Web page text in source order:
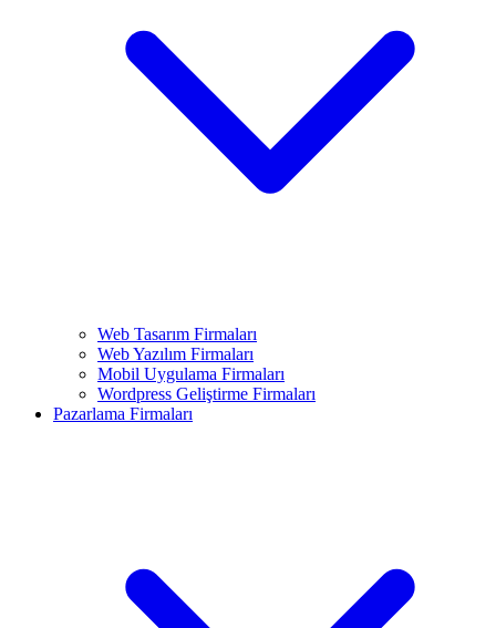
Web Tasarım Firmaları
Web Yazılım Firmaları
Mobil Uygulama Firmaları
Wordpress Geliştirme Firmaları
Pazarlama Firmaları